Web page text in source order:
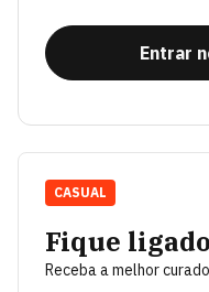
Entrar
Fique ligado
Receba a melhor
CASUAL